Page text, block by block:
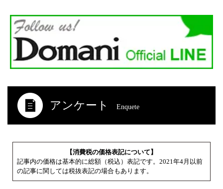
アンケート Enquete
【消費税の価格表記について】
記事内の価格は基本的に総額（税込）表記です。2021年4月以前
の記事に関しては税抜表記の場合もあります。